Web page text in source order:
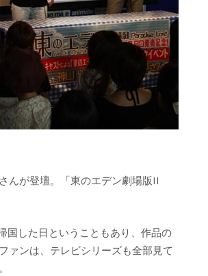
んが登壇。「東のエデン劇場版II
国した日ということもあり、作品の
ァンは、テレビシリーズも全部見て